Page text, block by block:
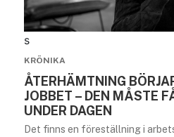
s
KRÖNIKA
ÅTERHÄMTNING
JOBBET – DEN MÅSTE
UNDER DAGEN
Det finns en föreställning i